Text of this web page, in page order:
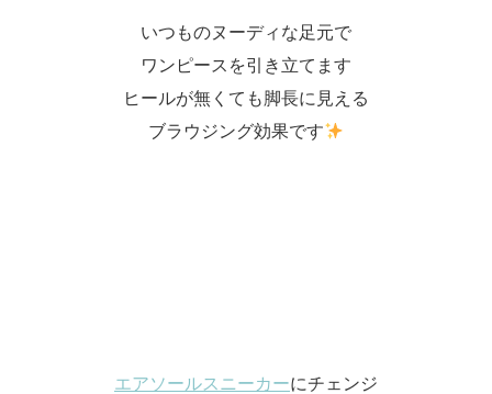
いつものヌーディな足元で
ワンピースを引き立てます
ヒールが無くても脚長に見える
ブラウジング効果です
エアソールスニーカーにチェンジ